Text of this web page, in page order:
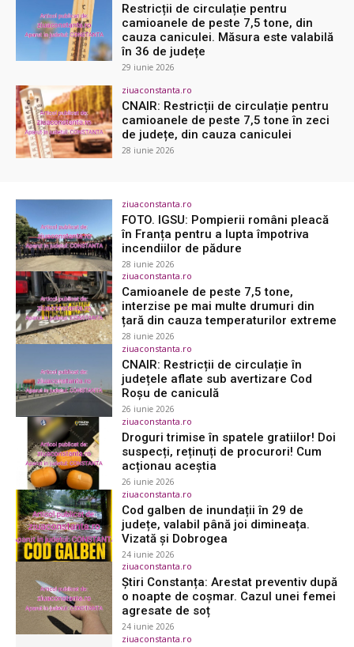
Restricții de circulație pentru
camioanele de peste 7,5 tone, din
cauza caniculei. Măsura este valabilă
în 36 de județe
29 iunie 2026
ziuaconstanta.ro
CNAIR: Restricții de circulație pentru
camioanele de peste 7,5 tone în zeci
de județe, din cauza caniculei
28 iunie 2026
ziuaconstanta.ro
FOTO. IGSU: Pompierii români pleacă
în Franța pentru a lupta împotriva
incendiilor de pădure
28 iunie 2026
ziuaconstanta.ro
Camioanele de peste 7,5 tone,
interzise pe mai multe drumuri din
țară din cauza temperaturilor extreme
28 iunie 2026
ziuaconstanta.ro
CNAIR: Restricții de circulație în
județele aflate sub avertizare Cod
Roșu de caniculă
26 iunie 2026
ziuaconstanta.ro
Droguri trimise în spatele gratiilor! Doi
suspecți, reținuți de procurori! Cum
acționau aceștia
26 iunie 2026
ziuaconstanta.ro
Cod galben de inundații în 29 de
județe, valabil până joi dimineața.
Vizată și Dobrogea
24 iunie 2026
ziuaconstanta.ro
Știri Constanța: Arestat preventiv după
o noapte de coșmar. Cazul unei femei
agresate de soț
24 iunie 2026
ziuaconstanta.ro